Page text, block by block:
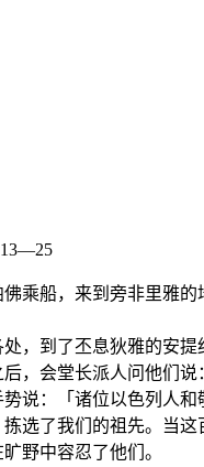
乘船，来到旁非里雅
处，到了丕息狄雅的安
后，会堂长派人问他们
说：「诸位以色列人
拣选了我们的祖先。当
野中容忍了他们。